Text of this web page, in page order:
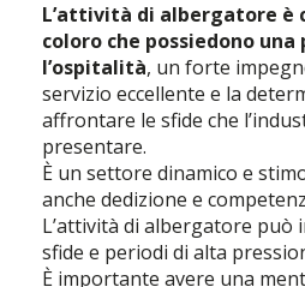
L’attività di albergatore
coloro che possiedono una
l’ospitalità, un forte
servizio eccellente e la
affrontare le sfide che
presentare.
È un settore dinamico e
anche dedizione e
L’attività di albergatore
sfide e periodi di alta
È importante avere una